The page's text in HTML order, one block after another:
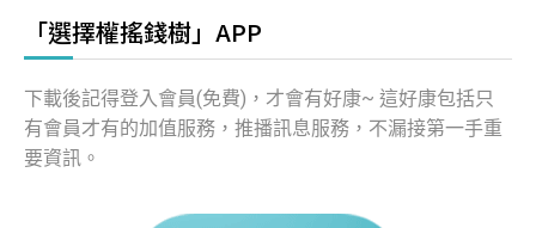
「選擇權搖錢樹」APP
下載後記得登入會員(免費)，才會有好康~ 這好康包括只
有會員才有的加值服務，推播訊息服務，不漏接第一手重
要資訊。